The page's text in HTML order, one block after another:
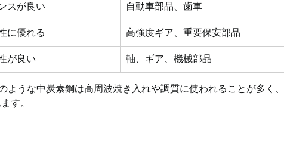
スが良い 自動車部品、歯車
に優れる 高強度ギア、重要保安部品
が良い 軸、ギア、機械部品
ような中炭素鋼は高周波焼き入れや調質に使われることが多く
す。